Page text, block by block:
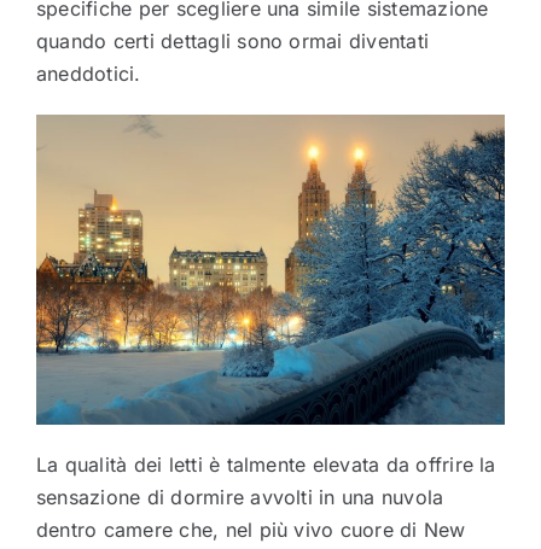
specifiche per scegliere una simile sistemazione
quando certi dettagli sono ormai diventati
aneddotici.
La qualità dei letti è talmente elevata da offrire la
sensazione di dormire avvolti in una nuvola
dentro camere che, nel più vivo cuore di New